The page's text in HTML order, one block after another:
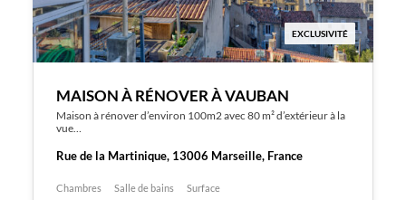
EXCLUSIVITÉ
MAISON À RÉNOVER À VAUBAN
Maison à rénover d’environ 100m2 avec 80 m² d’extérieur à la
vue…
Rue de la Martinique, 13006 Marseille, France
Chambres Salle de bains Surface